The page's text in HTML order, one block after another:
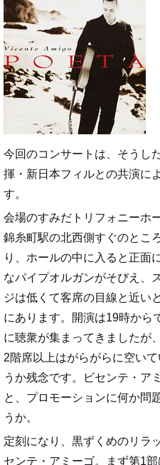
今回のコンサートは、そうし
揮・新日本フィルとの共演に
す。
会場のすみだトリフォニーホ
錦糸町駅の北西側すぐのとこ
り、ホールの中に入ると正面
なパイプオルガンがそびえ、
ジは低くて客席の目線と近い
にあります。開演は19時から
に聴衆が集まってきましたが
2階席以上はがらがらに空い
うか残念です。ビセンテ・ア
と、プロモーションに何か問
うか。
定刻になり、黒ずくめのリラ
センテ・アミーゴ。まず第1